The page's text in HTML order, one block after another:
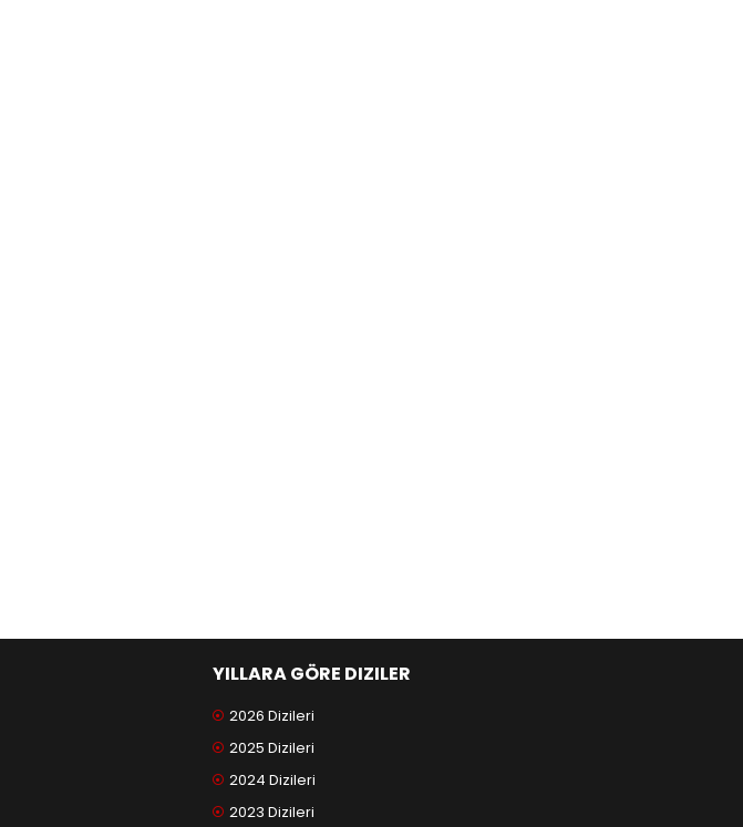
YILLARA GÖRE DIZILER
2026 Dizileri
2025 Dizileri
2024 Dizileri
2023 Dizileri